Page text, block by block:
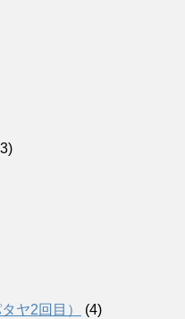
ヤ2回目）
(4)